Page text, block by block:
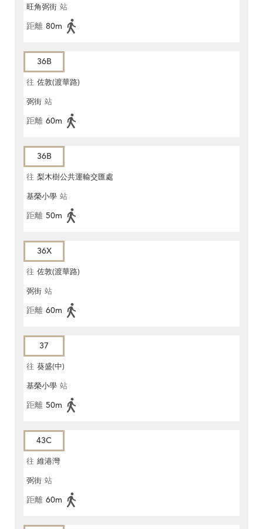
旺角弼街 站
距離 80m
36B
往 佐敦(渡華路)
弼街 站
距離 60m
36B
往 梨木樹公共運輸交匯處
基榮小學 站
距離 50m
36X
往 佐敦(渡華路)
弼街 站
距離 60m
37
往 葵盛(中)
基榮小學 站
距離 50m
43C
往 維港灣
弼街 站
距離 60m